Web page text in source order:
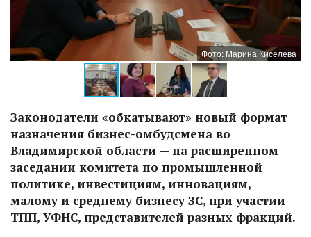
Фото: Марина Киселева
Законодатели «обкатывают» новый формат
назначения бизнес-омбудсмена во
Владимирской области — на расширенном
заседании комитета по промышленной
политике, инвестициям, инновациям,
малому и среднему бизнесу ЗС, при участии
ТПП, УФНС, представителей разных фракций.